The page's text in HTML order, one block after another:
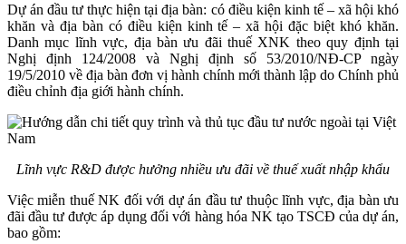
Dự án đầu tư thực hiện tại địa bàn: có điều kiện kinh tế – xã hội khó
khăn và địa bàn có điều kiện kinh tế – xã hội đặc biệt khó khăn.
Danh mục lĩnh vực, địa bàn ưu đãi thuế XNK theo quy định tại
Nghị định 124/2008 và Nghị định số 53/2010/NĐ-CP ngày
19/5/2010 về địa bàn đơn vị hành chính mới thành lập do Chính phủ
điều chỉnh địa giới hành chính.
Lĩnh vực R&D được hưởng nhiều ưu đãi về thuế xuất nhập khẩu
Việc miễn thuế NK đối với dự án đầu tư thuộc lĩnh vực, địa bàn ưu
đãi đầu tư được áp dụng đối với hàng hóa NK tạo TSCĐ của dự án,
bao gồm: